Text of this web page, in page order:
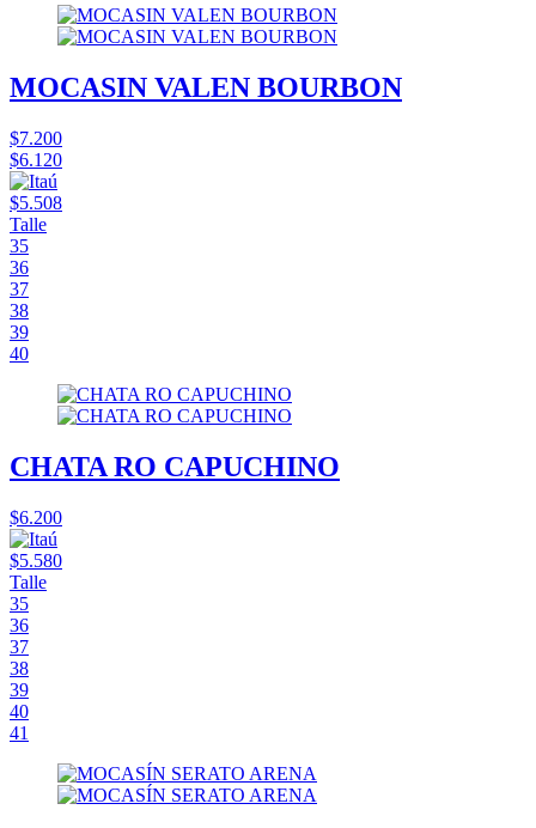
MOCASIN VALEN BOURBON
$7.200
$6.120
$5.508
Talle
35
36
37
38
39
40
CHATA RO CAPUCHINO
$6.200
$5.580
Talle
35
36
37
38
39
40
41